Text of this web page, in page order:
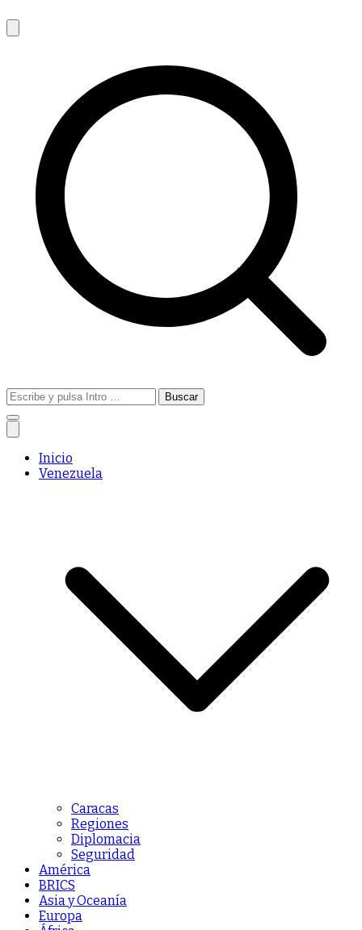
Buscar:
Inicio
Venezuela
Caracas
Regiones
Diplomacia
Seguridad
América
BRICS
Asia y Oceanía
Europa